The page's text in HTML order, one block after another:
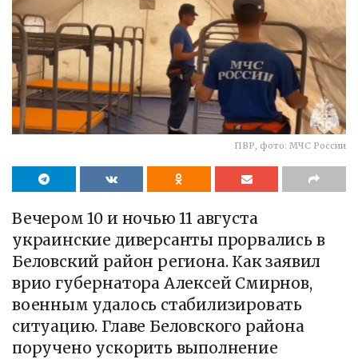
ПВР, фото: МЧС России
Вечером 10 и ночью 11 августа
украинские диверсанты прорвались в
Беловский район региона. Как заявил
врио губернатора Алексей Смирнов,
военным удалось стабилизировать
ситуацию. Главе Беловского района
поручено ускорить выполнение